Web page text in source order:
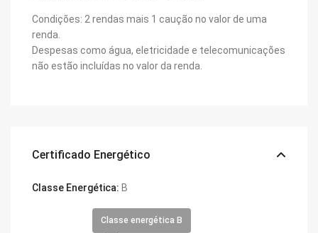
Condições: 2 rendas mais 1 caução no valor de uma
renda.
Despesas como água, eletricidade e telecomunicações
não estão incluídas no valor da renda.
Certificado Energético
Classe Energética: B
Classe energética B